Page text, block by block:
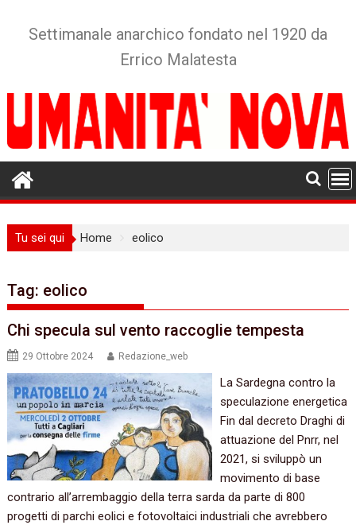
Settimanale anarchico fondato nel 1920 da
Errico Malatesta
Tu sei qui Home eolico
Tag: eolico
Chi specula sul vento raccoglie tempesta
29 Ottobre 2024 Redazione_web
La Sardegna contro la
speculazione energetica
Fin dal decreto Draghi di
attuazione del Pnrr, nel
2021, si sviluppò un
movimento di base
contrario all’arrembaggio della terra sarda da parte di 800
progetti di parchi eolici e fotovoltaici industriali che avrebbero